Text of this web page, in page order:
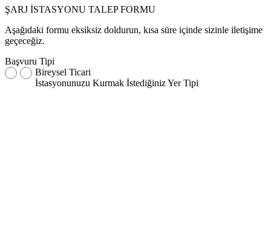
ŞARJ İSTASYONU TALEP FORMU
Aşağıdaki formu eksiksiz doldurun, kısa süre içinde sizinle iletişime
geçeceğiz.
Başvuru Tipi
Bireysel Ticari
İstasyonunuzu Kurmak İstediğiniz Yer Tipi